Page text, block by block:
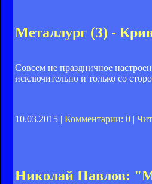
Металлург (З) -
Совсем не праздничное
исключительно и только со
10.03.2015 | Комментарии: 0 |
Николай Павлов: